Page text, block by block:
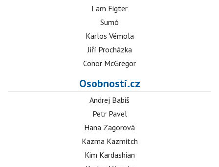
I am Figter
Sumó
Karlos Vémola
Jiří Procházka
Conor McGregor
Osobnosti.cz
Andrej Babiš
Petr Pavel
Hana Zagorová
Kazma Kazmitch
Kim Kardashian